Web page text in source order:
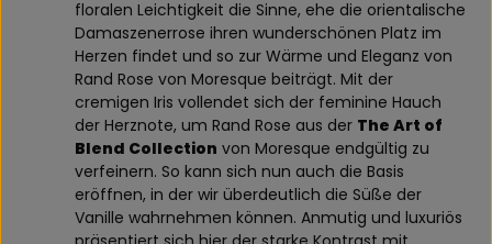
floralen Leichtigkeit die Sinne, ehe die orientalische
Damaszenerrose ihren wunderschönen Platz im
Herzen findet und so zur Wärme und Eleganz von
Rand Rose von Moresque beiträgt. Mit der
cremigen Iris vollendet sich der feminine Hauch
der Herznote, um Rand Rose aus der The Art of
Blend Collection von Moresque endgültig zu
verfeinern. So kann sich nun auch die Basis
eröffnen, in der wir überdeutlich die Süße der
Vanille wahrnehmen können. Anmutig und luxuriös